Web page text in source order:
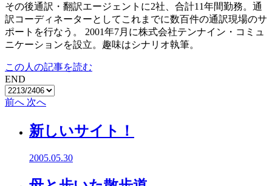
その後通訳・翻訳エージェントに2社、合計11年間勤務。通
訳コーディネーターとしてこれまでに数百件の通訳現場のサ
ポートを行なう。 2001年7月に株式会社テンナイン・コミュ
ニケーションを設立。趣味はシナリオ執筆。
この人の記事を読む
END
前へ 次へ
新しいサイト！
2005.05.30